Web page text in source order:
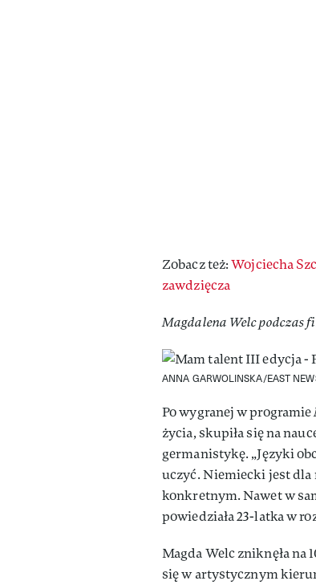
Zobacz też:Wojciecha
zawdzięcza
Magdalena Welc podczas
ANNA GARWOLINSKA/EAST
Po wygranej w programie
życia, skupiła się na
germanistykę. „Języki
uczyć. Niemiecki jest
konkretnym. Nawet w
powiedziała 23-latka w
Magda Welc zniknęła na
się w artystycznym